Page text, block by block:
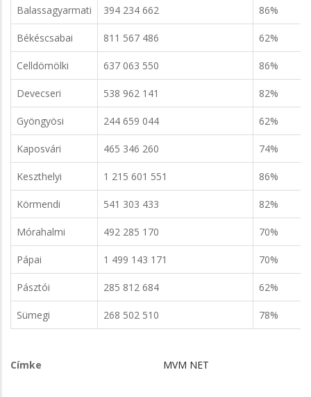
Balassagyarmati 394 234 662 86%
Békéscsabai 811 567 486 62%
Celldömölki 637 063 550 86%
Devecseri 538 962 141 82%
Gyöngyösi 244 659 044 62%
Kaposvári 465 346 260 74%
Keszthelyi 1 215 601 551 86%
Körmendi 541 303 433 82%
Mórahalmi 492 285 170 70%
Pápai 1 499 143 171 70%
Pásztói 285 812 684 62%
Sümegi 268 502 510 78%
Címke MVM NET